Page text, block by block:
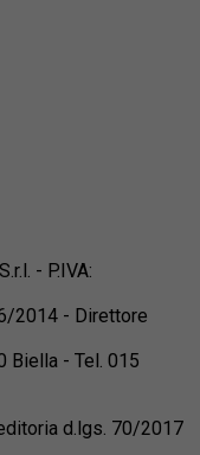
- P.IVA:
2014 - Direttore
Biella - Tel. 015
d.lgs. 70/2017